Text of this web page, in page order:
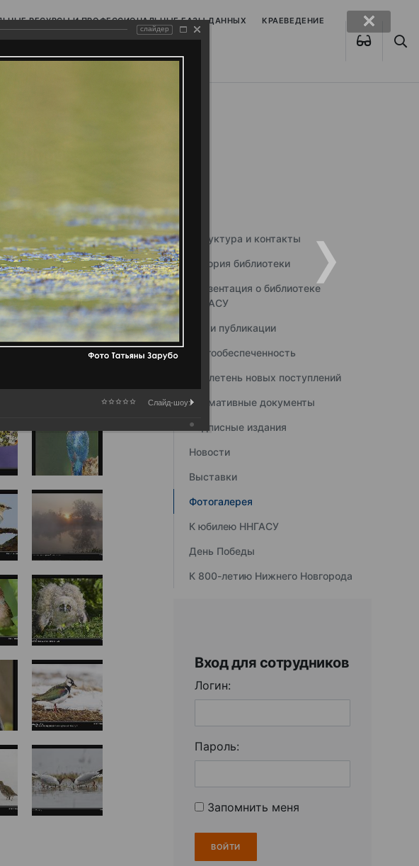
РЕСУРСЫ И ПРОФЕССИОНАЛЬНЫЕ БАЗЫ ДАННЫХ КРАЕВЕДЕНИЕ
Структура и контакты
История библиотеки
Презентация о библиотеке
ННГАСУ
Наши публикации
Книгообеспеченность
Бюллетень новых поступлений
Нормативные документы
Подписные издания
Новости
Выставки
Фотогалерея
К юбилею ННГАСУ
День Победы
К 800-летию Нижнего Новгорода
Вход для сотрудников
Логин:
Пароль:
Запомнить меня
слайдер
Слайд-шоу: